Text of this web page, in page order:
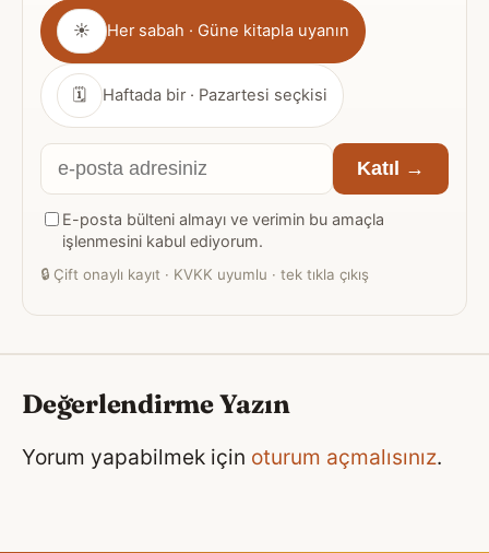
Gönderim
sıklığı
☀ Her sabah · Güne kitapla uyanın
🗓 Haftada bir · Pazartesi seçkisi
E-
posta
adresiniz
Katıl →
E-posta bülteni almayı ve verimin bu amaçla
işlenmesini kabul ediyorum.
🔒 Çift onaylı kayıt · KVKK uyumlu · tek tıkla çıkış
Değerlendirme Yazın
Yorum yapabilmek için oturum açmalısınız.